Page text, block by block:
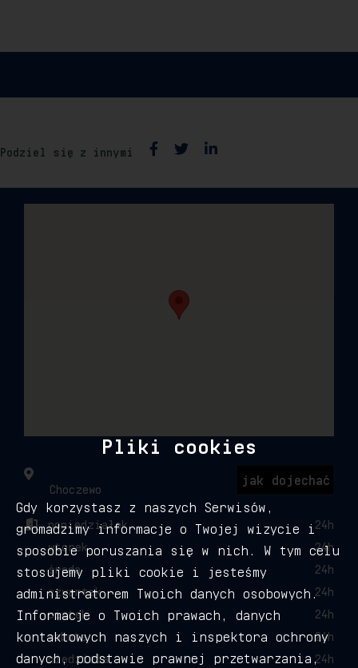
Podziel się z innymi
Choczewo
jak dojechać
poniedziałek
24h
wtorek
24h
środa
24h
czwartek
24h
piątek
24h
sobota
24h
niedziela
24h
Pliki cookies
Gdy korzystasz z naszych Serwisów,
gromadzimy informacje o Twojej wizycie i
sposobie poruszania się w nich. W tym celu
stosujemy pliki cookie i jesteśmy
administratorem Twoich danych osobowych.
Informacje o Twoich prawach, danych
kontaktowych naszych i inspektora ochrony
danych, podstawie prawnej przetwarzania,